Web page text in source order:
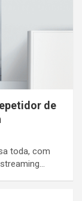
de
toda, com